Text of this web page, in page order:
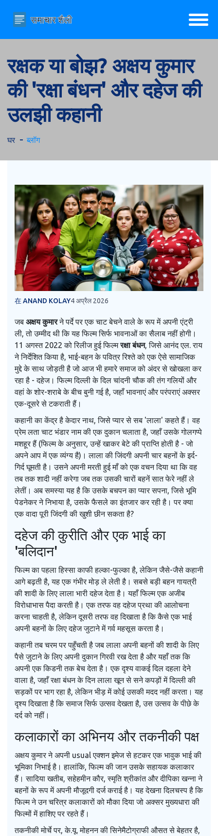
रक्षक या बोझ? अक्षय कुमार
की 'रक्षा बंधन' और दहेज की
उलझी कहानी
घर ब्लॉग
在 ANAND KOLAY4 अप्रैल 2026
जब अक्षय कुमारने पर्दे पर एक चाट बेचने वाले के रूप में अपनी एंट्री
ली, तो उम्मीद थी कि यह फिल्म सिर्फ भावनाओं का सैलाब नहीं होगी।
11 अगस्त 2022 को रिलीज हुई फिल्मरक्षा बंधन, जिसे आनंद एल. राय
ने निर्देशित किया है, भाई-बहन के पवित्र रिश्ते को एक ऐसे सामाजिक
मुद्दे के साथ जोड़ती है जो आज भी हमारे समाज को अंदर से खोखला कर
रहा है - दहेज। फिल्म दिल्ली के दिलचांदनी चौककी तंग गलियों और
वहां के शोर-शराबे के बीच बुनी गई है, जहाँ भावनाएं और परंपराएं अक्सर
एक-दूसरे से टकराती हैं।
कहानी का केंद्र है केदार नाथ, जिसे प्यार से सब 'लाला' कहते हैं। वह
प्रेम लता चाट भंडारनाम की एक दुकान चलाता है, जहाँ उसके गोलगप्पे
मशहूर हैं (फिल्म के अनुसार, उन्हें खाकर बेटे की प्राप्ति होती है - जो
अपने आप में एक व्यंग्य है)। लाला की जिंदगी अपनी चार बहनों के इर्द-
गिर्द घूमती है। उसने अपनी मरती हुई माँ को एक वचन दिया था कि वह
तब तक शादी नहीं करेगा जब तक उसकी चारों बहनें सात फेरे नहीं ले
लेतीं। अब समस्या यह है कि उसके बचपन का प्यार सपना, जिसे भूमि
पेडनेकरने निभाया है, उसके फैसले का इंतजार कर रही है। पर क्या
एक वादा पूरी जिंदगी की खुशी छीन सकता है?
दहेज की कुरीति और एक भाई का
'बलिदान'
फिल्म का पहला हिस्सा काफी हल्का-फुल्का है, लेकिन जैसे-जैसे कहानी
आगे बढ़ती है, यह एक गंभीर मोड़ ले लेती है। सबसे बड़ी बहन गायत्री
की शादी के लिए लाला भारी दहेज देता है। यहाँ फिल्म एक अजीब
विरोधाभास पैदा करती है। एक तरफ वह दहेज प्रथा की आलोचना
करना चाहती है, लेकिन दूसरी तरफ वह दिखाता है कि कैसे एक भाई
अपनी बहनों के लिए दहेज जुटाने में गर्व महसूस करता है।
कहानी तब चरम पर पहुँचती है जब लाला अपनी बहनों की शादी के लिए
पैसे जुटाने के लिए अपनी दुकान गिरवी रख देता है और यहाँ तक कि
अपनी एक किडनी तक बेच देता है। एक दृश्य वाकई दिल दहला देने
वाला है, जहाँ रक्षा बंधन के दिन लाला खून से सने कपड़ों में दिल्ली की
सड़कों पर भाग रहा है, लेकिन भीड़ में कोई उसकी मदद नहीं करता। यह
दृश्य दिखाता है कि समाज सिर्फ उत्सव देखता है, उस उत्सव के पीछे के
दर्द को नहीं।
कलाकारों का अभिनय और तकनीकी पक्ष
अक्षय कुमार ने अपनी usual एक्शन इमेज से हटकर एक भावुक भाई की
भूमिका निभाई है। हालांकि, फिल्म की जान उसके सहायक कलाकार
हैं। सादिया खतीब, सहेहमीन कौर, स्मृति श्रीकांत और दीपिका खन्ना ने
बहनों के रूप में अपनी मौजूदगी दर्ज कराई है। यह देखना दिलचस्प है कि
फिल्म ने उन चरित्र कलाकारों को मौका दिया जो अक्सर मुख्यधारा की
फिल्मों में हाशिए पर रहते हैं।
तकनीकी मोर्चे पर,के.यू. मोहननकी सिनेमैटोग्राफी औसत से बेहतर है,